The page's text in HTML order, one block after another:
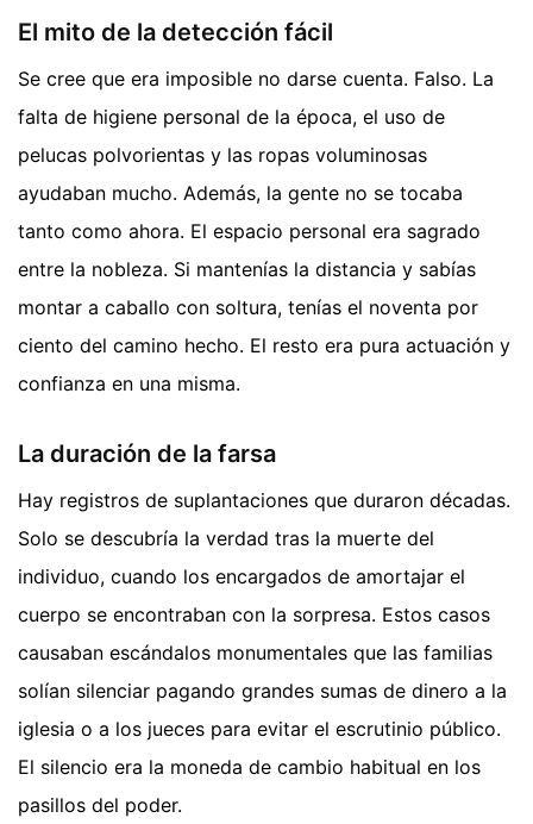
El mito de la detección fácil
Se cree que era imposible no darse cuenta. Falso. La
falta de higiene personal de la época, el uso de
pelucas polvorientas y las ropas voluminosas
ayudaban mucho. Además, la gente no se tocaba
tanto como ahora. El espacio personal era sagrado
entre la nobleza. Si mantenías la distancia y sabías
montar a caballo con soltura, tenías el noventa por
ciento del camino hecho. El resto era pura actuación y
confianza en una misma.
La duración de la farsa
Hay registros de suplantaciones que duraron décadas.
Solo se descubría la verdad tras la muerte del
individuo, cuando los encargados de amortajar el
cuerpo se encontraban con la sorpresa. Estos casos
causaban escándalos monumentales que las familias
solían silenciar pagando grandes sumas de dinero a la
iglesia o a los jueces para evitar el escrutinio público.
El silencio era la moneda de cambio habitual en los
pasillos del poder.